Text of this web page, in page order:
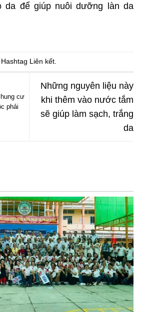
da để giúp nuôi dưỡng làn da
Hashtag Liên kết.
cư
phải
Những nguyên liệu này
khi thêm vào nước tắm
sẽ giúp làm sạch, trắng
da